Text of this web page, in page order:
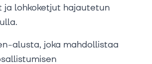
lohkoketjut hajautetun
alusta, joka mahdollistaa